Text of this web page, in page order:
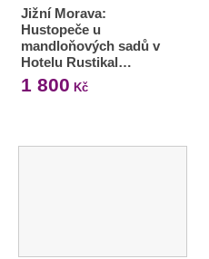
Jižní Morava:
Hustopeče u
mandloňových sadů v
Hotelu Rustikal…
1 800 Kč